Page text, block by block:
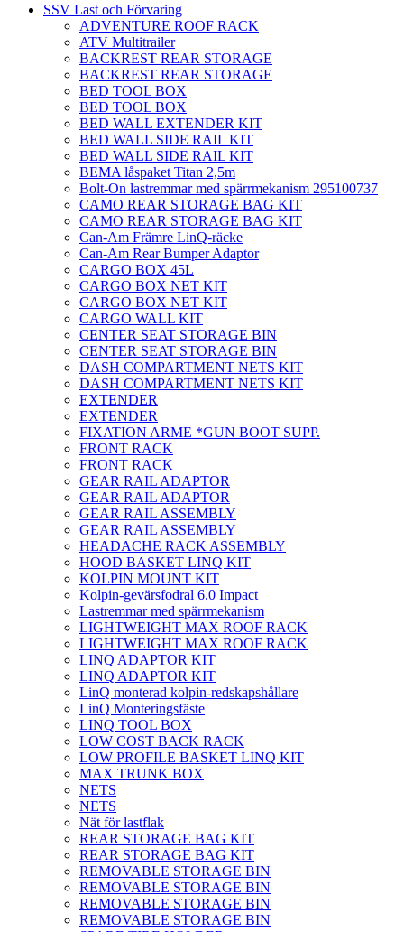
SSV Last och Förvaring
ADVENTURE ROOF RACK
ATV Multitrailer
BACKREST REAR STORAGE
BACKREST REAR STORAGE
BED TOOL BOX
BED TOOL BOX
BED WALL EXTENDER KIT
BED WALL SIDE RAIL KIT
BED WALL SIDE RAIL KIT
BEMA låspaket Titan 2,5m
Bolt-On lastremmar med spärrmekanism 295100737
CAMO REAR STORAGE BAG KIT
CAMO REAR STORAGE BAG KIT
Can-Am Främre LinQ-räcke
Can-Am Rear Bumper Adaptor
CARGO BOX 45L
CARGO BOX NET KIT
CARGO BOX NET KIT
CARGO WALL KIT
CENTER SEAT STORAGE BIN
CENTER SEAT STORAGE BIN
DASH COMPARTMENT NETS KIT
DASH COMPARTMENT NETS KIT
EXTENDER
EXTENDER
FIXATION ARME *GUN BOOT SUPP.
FRONT RACK
FRONT RACK
GEAR RAIL ADAPTOR
GEAR RAIL ADAPTOR
GEAR RAIL ASSEMBLY
GEAR RAIL ASSEMBLY
HEADACHE RACK ASSEMBLY
HOOD BASKET LINQ KIT
KOLPIN MOUNT KIT
Kolpin-gevärsfodral 6.0 Impact
Lastremmar med spärrmekanism
LIGHTWEIGHT MAX ROOF RACK
LIGHTWEIGHT MAX ROOF RACK
LINQ ADAPTOR KIT
LINQ ADAPTOR KIT
LinQ monterad kolpin-redskapshållare
LinQ Monteringsfäste
LINQ TOOL BOX
LOW COST BACK RACK
LOW PROFILE BASKET LINQ KIT
MAX TRUNK BOX
NETS
NETS
Nät för lastflak
REAR STORAGE BAG KIT
REAR STORAGE BAG KIT
REMOVABLE STORAGE BIN
REMOVABLE STORAGE BIN
REMOVABLE STORAGE BIN
REMOVABLE STORAGE BIN